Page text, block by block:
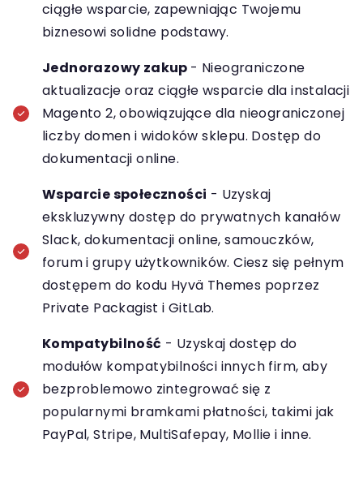
ciągłe wsparcie, zapewniając Twojemu
biznesowi solidne podstawy.
Jednorazowy zakup - Nieograniczone
aktualizacje oraz ciągłe wsparcie dla instalacji
Magento 2, obowiązujące dla nieograniczonej
liczby domen i widoków sklepu. Dostęp do
dokumentacji online.
Wsparcie społeczności - Uzyskaj
ekskluzywny dostęp do prywatnych kanałów
Slack, dokumentacji online, samouczków,
forum i grupy użytkowników. Ciesz się pełnym
dostępem do kodu Hyvä Themes poprzez
Private Packagist i GitLab.
Kompatybilność - Uzyskaj dostęp do
modułów kompatybilności innych firm, aby
bezproblemowo zintegrować się z
popularnymi bramkami płatności, takimi jak
PayPal, Stripe, MultiSafepay, Mollie i inne.